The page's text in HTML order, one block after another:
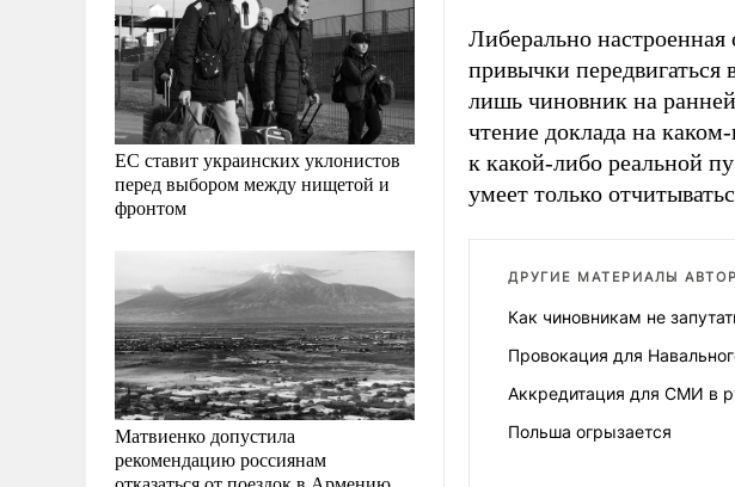
ЕС ставит украинских уклонистов
перед выбором между нищетой и
фронтом
Матвиенко допустила
рекомендацию россиянам
Либерально настроенная
привычки передвигаться
лишь чиновник на
чтение доклада на
к какой-либо реальной
умеет только
ДРУГИЕ МАТЕРИАЛЫ
Как чиновникам не
Провокация для
Аккредитация для СМИ в
Польша огрызается